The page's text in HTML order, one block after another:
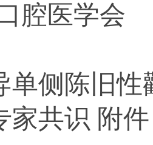
腔医学会
单侧陈旧
家共识 附